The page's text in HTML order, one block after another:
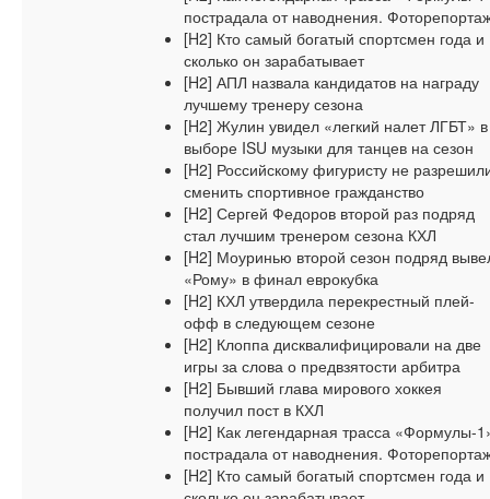
пострадала от наводнения.
[H2] Кто самый богатый спортсмен года и
сколько он зарабатывает
[H2] АПЛ назвала кандидатов на награду
лучшему тренеру сезона
[H2] Жулин увидел «легкий налет ЛГБТ» в
выборе ISU музыки для танцев на сезон
[H2] Российскому фигуристу не
сменить спортивное гражданство
[H2] Сергей Федоров второй раз подряд
стал лучшим тренером сезона КХЛ
[H2] Моуринью второй сезон подряд
«Рому» в финал еврокубка
[H2] КХЛ утвердила перекрестный плей-
офф в следующем сезоне
[H2] Клоппа дисквалифицировали на две
игры за слова о предвзятости арбитра
[H2] Бывший глава мирового хоккея
получил пост в КХЛ
[H2] Как легендарная трасса «Формулы-
пострадала от наводнения.
[H2] Кто самый богатый спортсмен года и